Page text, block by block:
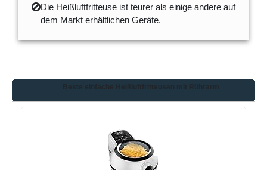
Die Heißluftfritteuse ist teurer als einige andere auf
dem Markt erhältlichen Geräte.
Beste einfache Heißluftfritteusen mit Rührarm